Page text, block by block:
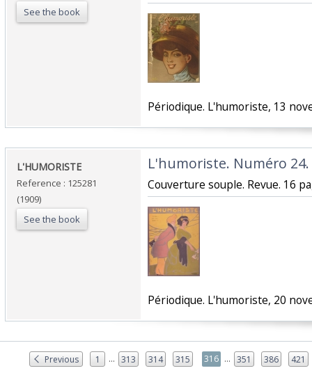
See the book
‎Périodique. L'humoriste, 13
‎L'HUMORISTE ‎
Reference : 125281
(1909)
See the book
‎L'humoriste. Numéro 24.‎
‎Couverture souple. Revue. 16
‎Périodique. L'humoriste, 20
Previous 1 ... 313 314 315 316 ... 351 386 421